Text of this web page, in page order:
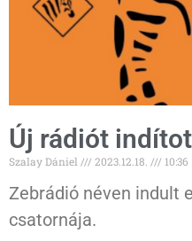
Új rádiót
Szalay Dániel 2023.12.18. 10:36
Zebrádió néven indult
csatornája.